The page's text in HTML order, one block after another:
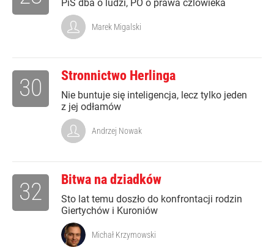
PiS dba o ludzi, PO o prawa czlowieka
Marek Migalski
Stronnictwo Herlinga
Nie buntuje się inteligencja, lecz tylko jeden
z jej odłamów
30
Andrzej Nowak
Bitwa na dziadków
Sto lat temu doszło do konfrontacji rodzin
Giertychów i Kuroniów
32
Michał Krzymowski